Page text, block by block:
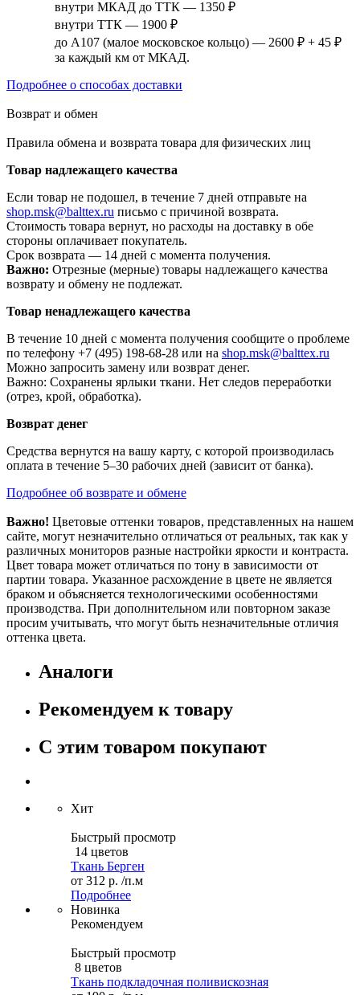
внутри МКАД до ТТК — 1350 ₽
внутри ТТК — 1900 ₽
до А107 (малое московское кольцо) — 2600 ₽ + 45 ₽
за каждый км от МКАД.
Подробнее о способах доставки
Возврат и обмен
Правила обмена и возврата товара для физических лиц
Товар надлежащего качества
Если товар не подошел, в течение 7 дней отправьте на
shop.msk@balttex.ru письмо с причиной возврата.
Стоимость товара вернут, но расходы на доставку в обе
стороны оплачивает покупатель.
Срок возврата — 14 дней с момента получения.
Важно: Отрезные (мерные) товары надлежащего качества
возврату и обмену не подлежат.
Товар ненадлежащего качества
В течение 10 дней с момента получения сообщите о проблеме
по телефону +7 (495) 198-68-28 или на shop.msk@balttex.ru
Можно запросить замену или возврат денег.
Важно: Сохранены ярлыки ткани. Нет следов переработки
(отрез, крой, обработка).
Возврат денег
Средства вернутся на вашу карту, с которой производилась
оплата в течение 5–30 рабочих дней (зависит от банка).
Подробнее об возврате и обмене
Важно! Цветовые оттенки товаров, представленных на нашем
сайте, могут незначительно отличаться от реальных, так как у
различных мониторов разные настройки яркости и контраста.
Цвет товара может отличаться по тону в зависимости от
партии товара. Указанное расхождение в цвете не является
браком и объясняется технологическими особенностями
производства. При дополнительном или повторном заказе
просим учитывать, что могут быть незначительные отличия
оттенка цвета.
Аналоги
Рекомендуем к товару
С этим товаром покупают
Хит
Быстрый просмотр
14 цветов
Ткань Берген
от 312 р. /п.м
Подробнее
Новинка
Рекомендуем
Быстрый просмотр
8 цветов
Ткань подкладочная поливискозная